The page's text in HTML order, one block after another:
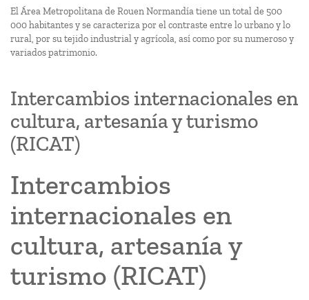
El Área Metropolitana de Rouen Normandía tiene un total de 500
000 habitantes y se caracteriza por el contraste entre lo urbano y lo
rural, por su tejido industrial y agrícola, así como por su numeroso y
variados patrimonio.
Intercambios internacionales en
cultura, artesanía y turismo
(RICAT)
Intercambios
internacionales en
cultura, artesanía y
turismo (RICAT)